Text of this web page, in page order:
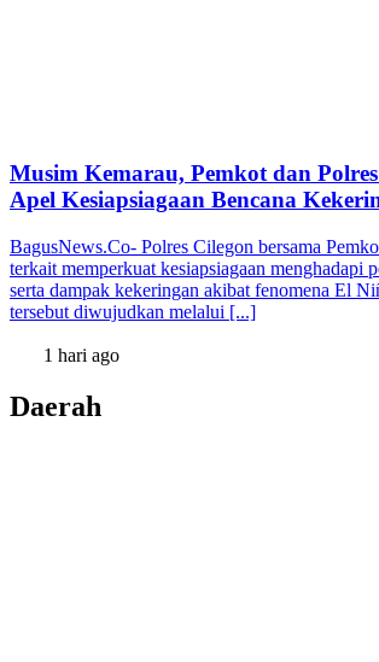
Musim Kemarau, Pemkot dan
Apel Kesiapsiagaan Bencana
BagusNews.Co- Polres Cilegon bersama
terkait memperkuat kesiapsiagaan menghadapi
serta dampak kekeringan akibat fenomena El
tersebut diwujudkan melalui [...]
1 hari ago
Daerah